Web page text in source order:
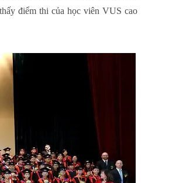
điểm thi của học viên VUS cao